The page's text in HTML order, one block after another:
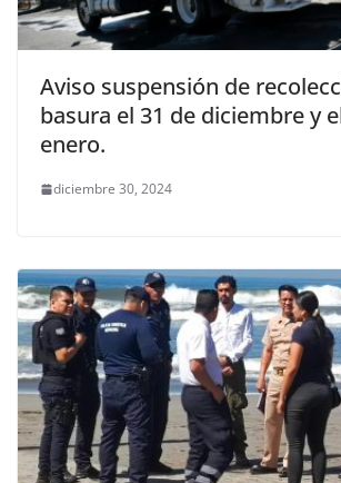
Aviso suspensión de
basura el 31 de diciembre y
enero.
diciembre 30, 2024